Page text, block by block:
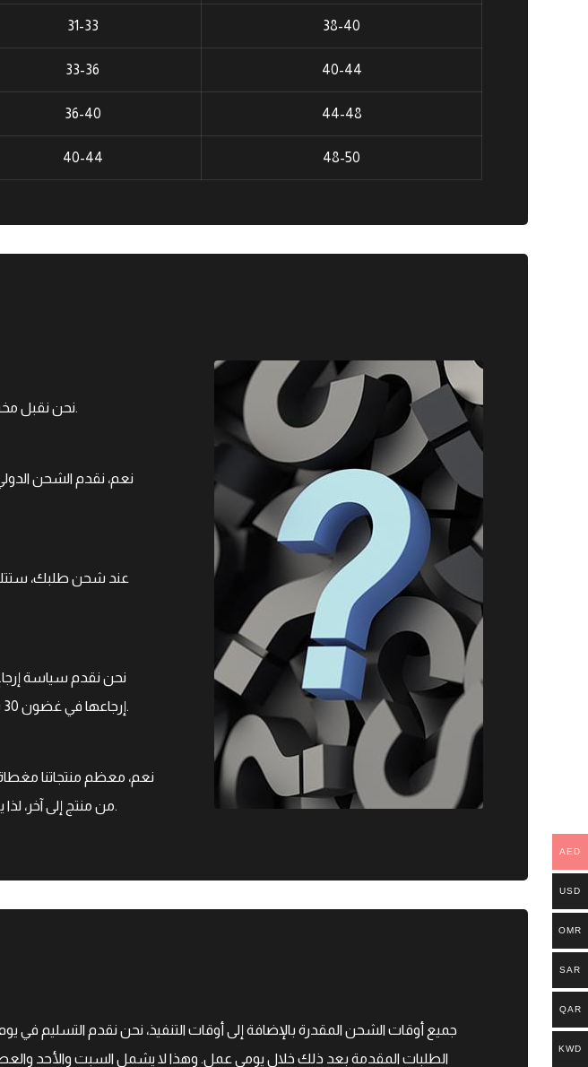
31-33 38-40
33-36 40-44
36-40 44-48
40-44 48-50
نحن نقبل مختلف وسائل الدفع، بما في ذلك بطاقات الائتمان/الخصم، باي بال، وتحويلات البنكية لراحتك.
نعم، نقدم الشحن
عند شحن طلبك،
نحن نقدم سياسة
إرجاعها في غضون 30 يومًا لاسترداد كامل أو تبادل. يرجى الرجوع إلى صفحة الإرجاع للحصول على تعليمات مفصلة.
نعم، معظم منتجاتنا
من منتج إلى آخر، لذا يرجى التحقق من وصف المنتج أو الاتصال بفريق دعم العملاء للحصول على تفاصيل محددة.
الطلبات المقدمة بعد ذلك خلال يومي عمل. وهذا لا يشمل السبت والأحد
AED
USD
OMR
SAR
QAR
KWD